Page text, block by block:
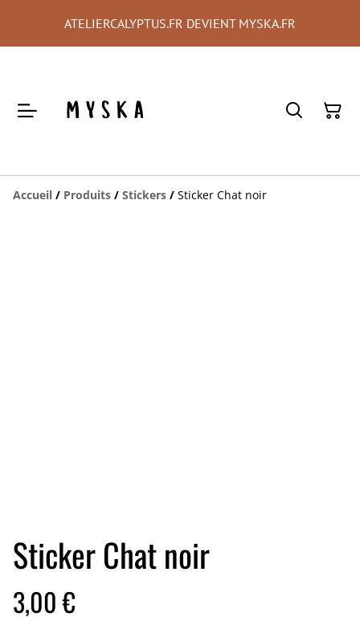
ATELIERCALYPTUS.FR DEVIENT MYSKA.FR
Accueil / Produits / Stickers / Sticker Chat noir
Sticker Chat noir
3,00 €